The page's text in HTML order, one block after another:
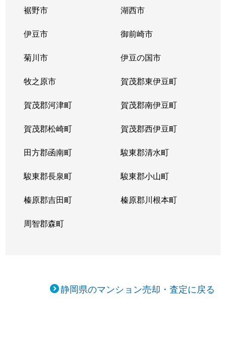
裾野市 湖西市
伊豆市 御前崎市
菊川市 伊豆の国市
牧之原市 賀茂郡東伊豆町
賀茂郡河津町 賀茂郡南伊豆町
賀茂郡松崎町 賀茂郡西伊豆町
田方郡函南町 駿東郡清水町
駿東郡長泉町 駿東郡小山町
榛原郡吉田町 榛原郡川根本町
周智郡森町
静岡県のマンション売却・査定に戻る